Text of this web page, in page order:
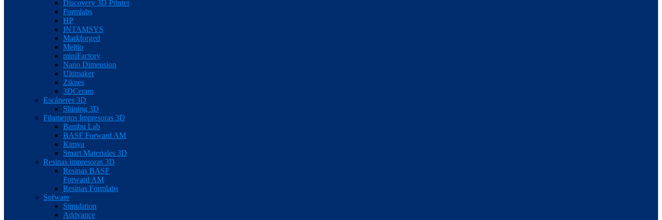
Discovery 3D Printer
Formlabs
HP
INTAMSYS
Markforged
Meltio
miniFactory
Nano Dimension
Ultimaker
Ziknes
3DCeram
Escáneres 3D
Shining 3D
Filamentos Impresoras 3D
Bambu Lab
BASF Forward AM
Kimya
Smart Materiales 3D
Resinas impresoras 3D
Resinas BASF
Forward AM
Resinas Formlabs
Sofware
Simulation
Addvance